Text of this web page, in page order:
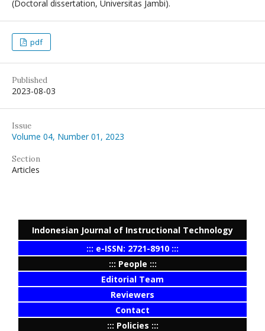
(Doctoral dissertation, Universitas Jambi).
pdf
Published
2023-08-03
Issue
Volume 04, Number 01, 2023
Section
Articles
Indonesian Journal of Instructional Technology
::: e-ISSN: 2721-8910 :::
::: People :::
Editorial Team
Reviewers
Contact
::: Policies :::